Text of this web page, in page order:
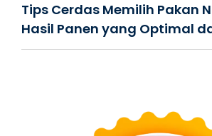
Tips Cerdas Memilih Pakan
Hasil Panen yang Optimal